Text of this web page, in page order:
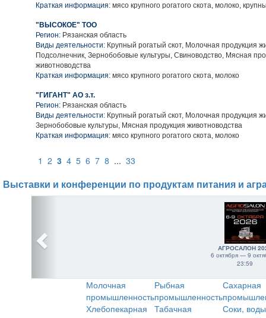
Краткая информация: мясо крупного рогатого скота, молоко,
"ВЫСОКОЕ" ТОО
Регион: Рязанская область
Виды деятельности: Крупный рогатый скот, Молочная продукция
Подсолнечник, Зернобобовые культуры, Свиноводство, Мясная
животноводства
Краткая информация: мясо крупного рогатого скота, молоко
"ГИГАНТ" АО з.т.
Регион: Рязанская область
Виды деятельности: Крупный рогатый скот, Молочная продукция
Зернобобовые культуры, Мясная продукция животноводства
Краткая информация: мясо крупного рогатого скота, молоко
1 2 3 4 5 6 7 8 ... 33
Выставки и конференции по продуктам питания и
АГРОСАЛОН
6 октября — 9
23:59
Молочная
промышленность
Рыбная
промышленность
Сахарная
Хлебопекарная
Табачная
Соки,